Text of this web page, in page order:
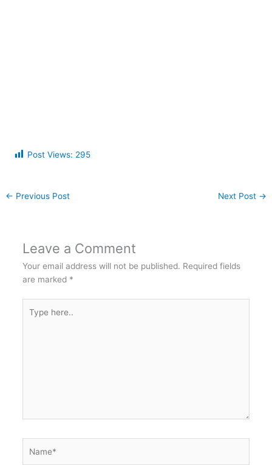
Post Views: 295
← Previous Post Next Post →
Leave a Comment
Your email address will not be published. Required fields
are marked *
here..